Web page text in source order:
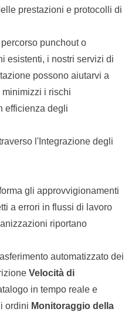
prestazioni e protocolli di
punchout o
esistenti, i nostri servizi di
possono aiutarvi a
i rischi
efficienza degli
l'Integrazione degli
gli approvvigionamenti
a errori in flussi di lavoro
riportano
automatizzato dei
Velocità di
in tempo reale e
ordini Monitoraggio della